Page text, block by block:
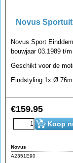
Novus
Novus Sport
bouwjaar 03.1989 t/
Geschikt voor de
Eindstyling 1x Ø
€159.95
Koop
Novus
A2351E90